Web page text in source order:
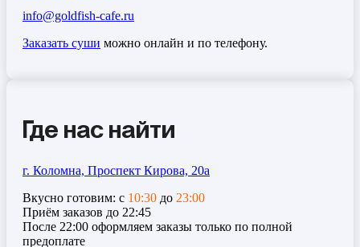
info@goldfish-cafe.ru
Заказать суши можно онлайн и по телефону.
Где нас найти
г. Коломна, Проспект Кирова, 20а
Вкусно готовим: с 10:30 до 23:00
Приём заказов до 22:45
После 22:00 оформляем заказы только по полной
предоплате